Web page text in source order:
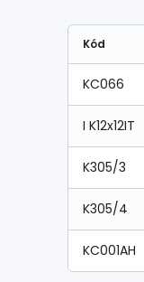
Kód
KC066
I K12x12IT
K305/3
K305/4
KC001AH